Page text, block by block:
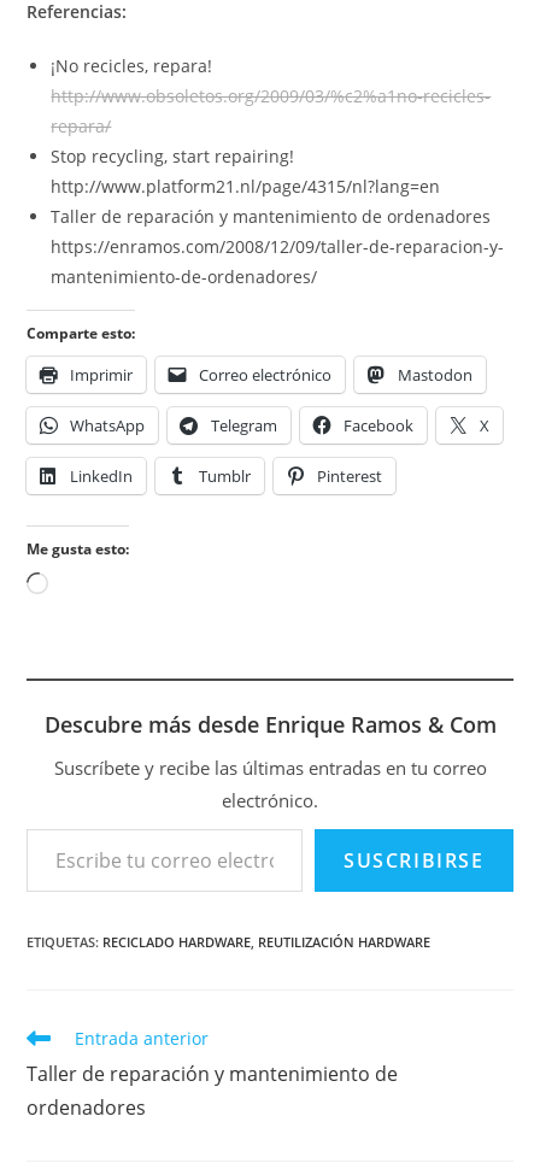
Referencias:
¡No recicles, repara!
http://www.obsoletos.org/2009/03/%c2%a1no-recicles-
repara/
Stop recycling, start repairing!
http://www.platform21.nl/page/4315/nl?lang=en
Taller de reparación y mantenimiento de ordenadores
https://enramos.com/2008/12/09/taller-de-reparacion-y-
mantenimiento-de-ordenadores/
Comparte esto:
Imprimir Correo electrónico Mastodon
WhatsApp Telegram Facebook X
LinkedIn Tumblr Pinterest
Me gusta esto:
Cargando...
Descubre más desde Enrique Ramos & Com
Suscríbete y recibe las últimas entradas en tu correo
electrónico.
Escribe tu correo electrónico…
SUSCRIBIRSE
ETIQUETAS: RECICLADO HARDWARE, REUTILIZACIÓN HARDWARE
Leer
más
artículos
Entrada anterior
Taller de reparación y mantenimiento de
ordenadores